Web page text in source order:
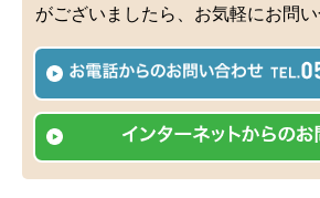
がございましたら、お気軽にお問い